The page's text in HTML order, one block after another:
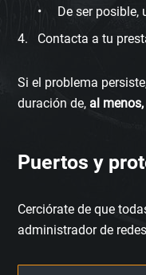
De ser posible,
Contacta a tu
Si el problema
duración de, al
Puertos y
Cerciórate de que
administrador de